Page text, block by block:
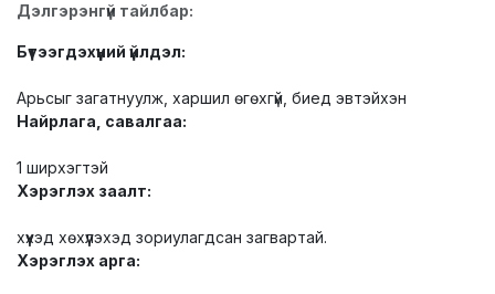
Дэлгэрэнгүй тайлбар:
Бүтээгдэхүүний үйлдэл:
Арьсыг загатнуулж, харшил өгөхгүй, биед эвтэйхэн
Найрлага, савалгаа:
1 ширхэгтэй
Хэрэглэх заалт:
хүүхэд хөхүүлэхэд зориулагдсан загвартай.
Хэрэглэх арга: